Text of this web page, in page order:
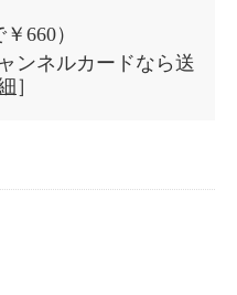
660）
ンネルカードなら送
］